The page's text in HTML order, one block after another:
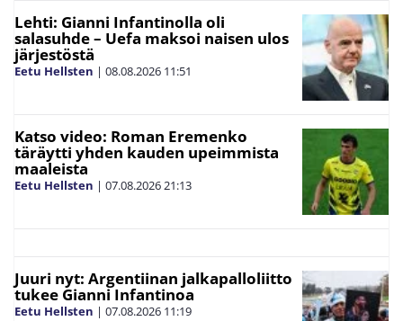
Lehti: Gianni Infantinolla oli
salasuhde – Uefa maksoi naisen ulos
järjestöstä
Eetu Hellsten | 08.08.2026 11:51
Katso video: Roman Eremenko
täräytti yhden kauden upeimmista
maaleista
Eetu Hellsten | 07.08.202621:13
Juuri nyt: Argentiinan jalkapalloliitto
tukee Gianni Infantinoa
Eetu Hellsten | 07.08.2026 11:19